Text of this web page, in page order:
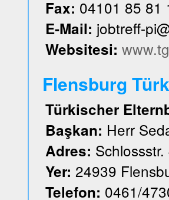
Fax: 04101 85 81
E-Mail: jobtreff-
Websitesi:
Flensburg
Türkischer
Başkan: Herr
Adres: Schlossstr.
Yer: 24939
Telefon: 0461/